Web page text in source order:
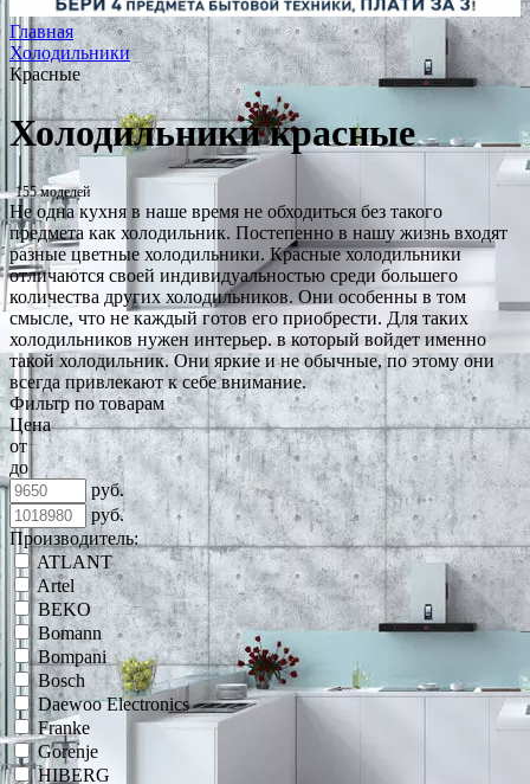
Главная
Холодильники
Красные
Холодильники красные
155 моделей
Не одна кухня в наше время не обходиться без такого
предмета как холодильник. Постепенно в нашу жизнь входят
разные цветные холодильники. Красные холодильники
отличаются своей индивидуальностью среди большего
количества других холодильников. Они особенны в том
смысле, что не каждый готов его приобрести. Для таких
холодильников нужен интерьер. в который войдет именно
такой холодильник. Они яркие и не обычные, по этому они
всегда привлекают к себе внимание.
Фильтр по товарам
Цена
от
до
руб.
руб.
Производитель:
ATLANT
Artel
BEKO
Bomann
Bompani
Bosch
Daewoo Electronics
Franke
Gorenje
HIBERG